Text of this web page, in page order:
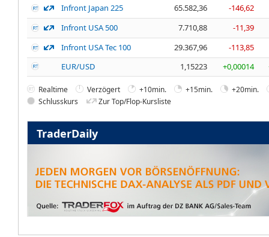
Infront Japan 225
65.582,36
-146,62
Infront USA 500
7.710,88
-11,39
Infront USA Tec 100
29.367,96
-113,85
EUR/USD
1,15223 +0,00014
Realtime Verzögert +10min. +15min.
+20min.
Schlusskurs
Zur Top/Flop-Kursliste
TraderDaily